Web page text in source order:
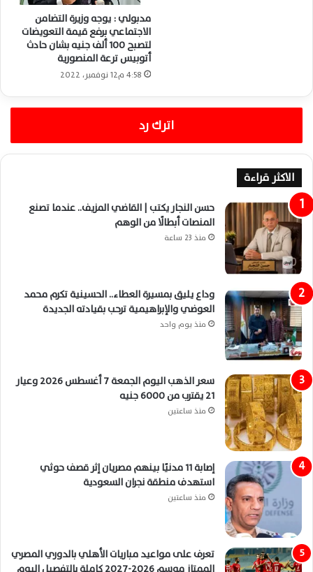
مدبولي : يوجه وزيرة التضامن
الاجتماعي برفع قيمة التعويضات
لتصبح 100 ألف جنيه بشان حادث
أتوبيس ترعة المنصورية
4:58 م12 نوفمبر، 2022
اترك رد
الاكثر قراءة
حسن النجار يكتب | القاضي المزيف.. عندما تصنع
المنصات أبطالًا من الوهم
منذ 23 ساعة
وداع يليق بمسيرة العطاء.. الحسينية تكرم محمد
العوضي والإبراهيمية ترحب بقيادته الجديدة
منذ يوم واحد
سعر الذهب اليوم الجمعة 7 أغسطس 2026 وعيار
21 يقترب من 6000 جنيه
منذ ساعتين
إصابة 11 مدنيًا بينهم مصريان إثر قصف حوثي
استهدف منطقة نجران السعودية
منذ ساعتين
تعرف على مواعيد مباريات الأهلي بالدوري المصري